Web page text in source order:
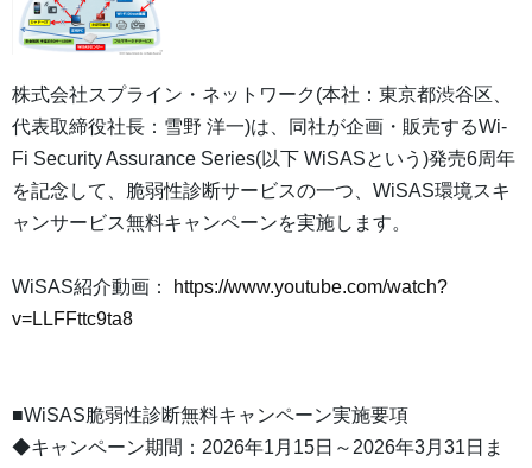
株式会社スプライン・ネットワーク(本社：東京都渋谷区、
代表取締役社長：雪野 洋一)は、同社が企画・販売するWi-
Fi Security Assurance Series(以下 WiSASという)発売6周年
を記念して、脆弱性診断サービスの一つ、WiSAS環境スキ
ャンサービス無料キャンペーンを実施します。
WiSAS紹介動画：
https://www.youtube.com/watch?
v=LLFFttc9ta8
■WiSAS脆弱性診断無料キャンペーン実施要項
◆キャンペーン期間：2026年1月15日～2026年3月31日ま